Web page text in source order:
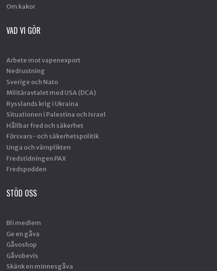
Om kakor
VAD VI GÖR
Arbete mot vapenexport
Nedrustning
Sverige och Nato
Militäravtalet med USA (DCA)
Rysslands krig i Ukraina
Situationen i Palestina och Israel
Hållbar fred och säkerhet
Försvars- och säkerhetspolitik
Unga och värnplikten
Fredstidningen PAX
Fredspodden
STÖD OSS
Bli medlem
Ge en gåva
Gåvoshop
Gåvobevis
Skänk en minnesgåva